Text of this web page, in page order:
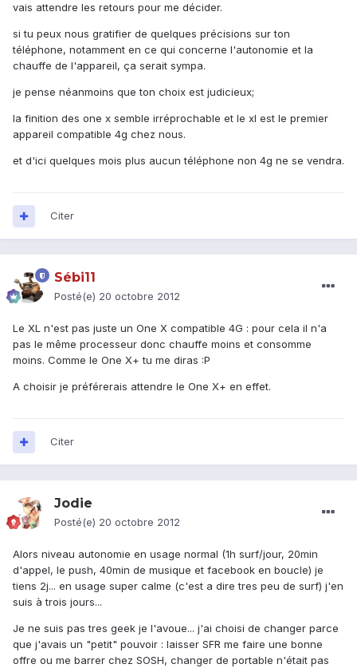
vais attendre les retours pour me décider.
si tu peux nous gratifier de quelques précisions sur ton
téléphone, notamment en ce qui concerne l'autonomie et la
chauffe de l'appareil, ça serait sympa.
je pense néanmoins que ton choix est judicieux;
la finition des one x semble irréprochable et le xl est le premier
appareil compatible 4g chez nous.
et d'ici quelques mois plus aucun téléphone non 4g ne se vendra.
Citer
Sébi11
Posté(e) 20 octobre 2012
Le XL n'est pas juste un One X compatible 4G : pour cela il n'a
pas le même processeur donc chauffe moins et consomme
moins. Comme le One X+ tu me diras :P
A choisir je préférerais attendre le One X+ en effet.
Citer
Jodie
Posté(e) 20 octobre 2012
Alors niveau autonomie en usage normal (1h surf/jour, 20min
d'appel, le push, 40min de musique et facebook en boucle) je
tiens 2j... en usage super calme (c'est a dire tres peu de surf) j'en
suis à trois jours...
Je ne suis pas tres geek je l'avoue... j'ai choisi de changer parce
que j'avais un "petit" pouvoir : laisser SFR me faire une bonne
offre ou me barrer chez SOSH, changer de portable n'était pas